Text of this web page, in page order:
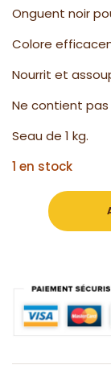
Onguent noir
Colore
Nourrit et
Ne contient
Seau de 1 kg.
1 en stock